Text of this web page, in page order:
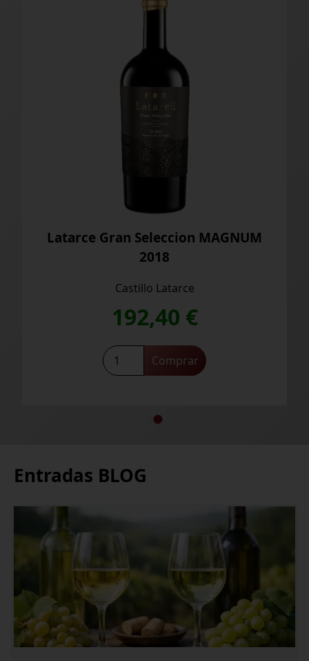
Latarce Gran Seleccion MAGNUM
2018
Castillo Latarce
192,40€
Latarce
Comprar
Entradas BLOG